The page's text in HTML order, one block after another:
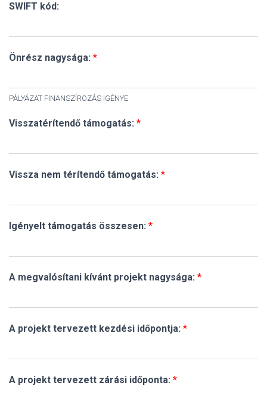
SWIFT kód:
Önrész nagysága: *
PÁLYÁZAT FINANSZÍROZÁS IGÉNYE
Visszatérítendő támogatás: *
Vissza nem térítendő támogatás: *
Igényelt támogatás összesen: *
A megvalósítani kívánt projekt nagysága: *
A projekt tervezett kezdési időpontja: *
A projekt tervezett zárási időponta: *